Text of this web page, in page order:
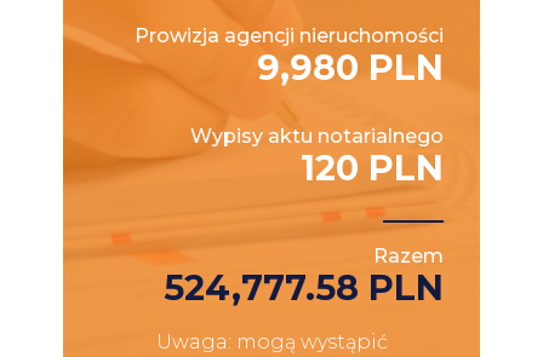
Prowizja agencji nieruchomości
9,980 PLN
Wypisy aktu notarialnego
120 PLN
Razem
524,777.58 PLN
Uwaga: mogą wystąpić